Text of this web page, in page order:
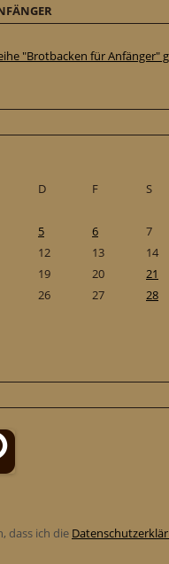
"Brotbacken für Anfänger"
D F S
5 6 7
12 13 14
19 20 21
26 27 28
dass ich die